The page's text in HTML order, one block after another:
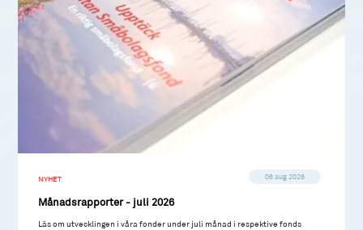
NYHET 06 aug 2026
Månadsrapporter - juli 2026
Läs om utvecklingen i våra fonder under juli månad i respektive fonds